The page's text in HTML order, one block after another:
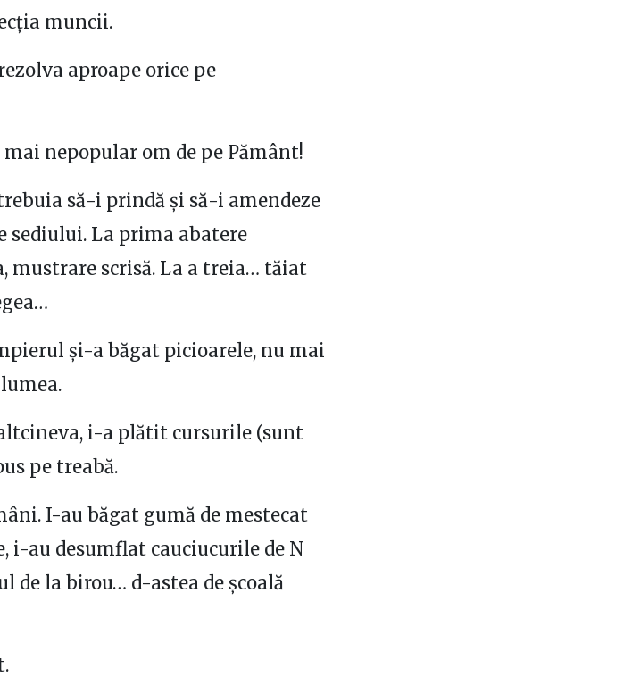
muncii.
aproape orice pe
nepopular om de pe Pământ!
să-i prindă și să-i amendeze
sediului. La prima abatere
mustrare scrisă. La a treia… tăiat
și-a băgat picioarele, nu mai
i-a plătit cursurile (sunt
pe treabă.
I-au băgat gumă de mestecat
i-au desumflat cauciucurile de N
de la birou… d-astea de școală